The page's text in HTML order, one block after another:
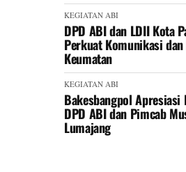
KEGIATAN ABI
DPD ABI dan LDII Kota
Perkuat Komunikasi
Keumatan
KEGIATAN ABI
Bakesbangpol Apresiasi
DPD ABI dan Pimcab
Lumajang